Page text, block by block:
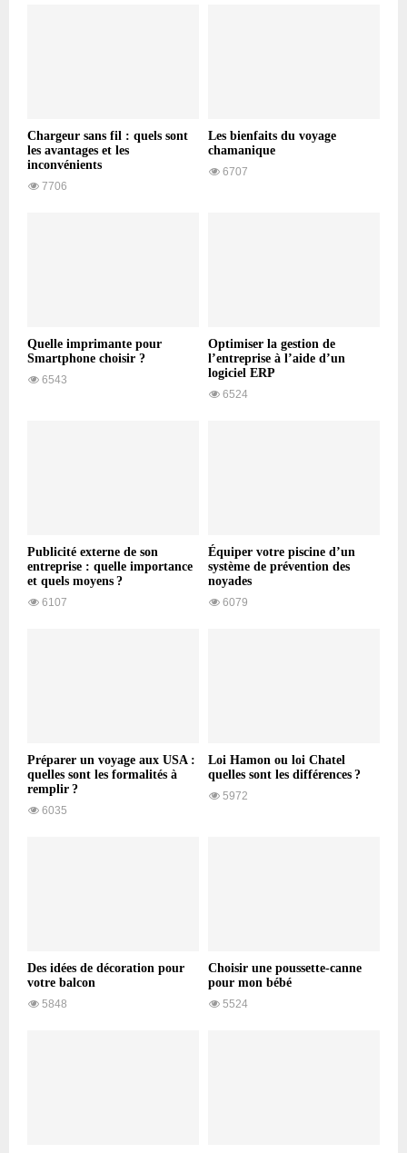
Chargeur sans fil : quels sont
les avantages et les
inconvénients
7706
Les bienfaits du voyage
chamanique
6707
Quelle imprimante pour
Smartphone choisir ?
6543
Optimiser la gestion de
l’entreprise à l’aide d’un
logiciel ERP
6524
Publicité externe de son
entreprise : quelle importance
et quels moyens ?
6107
Équiper votre piscine d’un
système de prévention des
noyades
6079
Préparer un voyage aux USA :
quelles sont les formalités à
remplir ?
6035
Loi Hamon ou loi Chatel
quelles sont les différences ?
5972
Des idées de décoration pour
votre balcon
5848
Choisir une poussette-canne
pour mon bébé
5524